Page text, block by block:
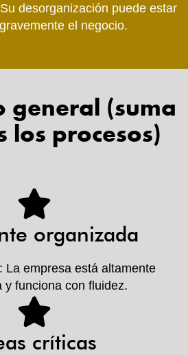
desorganización puede estar
el negocio.
general (suma
los procesos)
organizada
La empresa está altamente
y funciona con fluidez.
críticas